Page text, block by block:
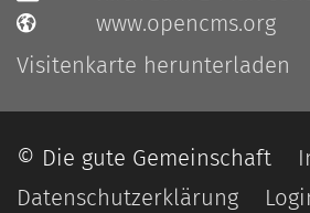
www.opencms.org
Visitenkarte herunterladen
© Die gute Gemeinschaft
Datenschutzerklärung